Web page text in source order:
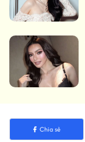
Chia sẻ